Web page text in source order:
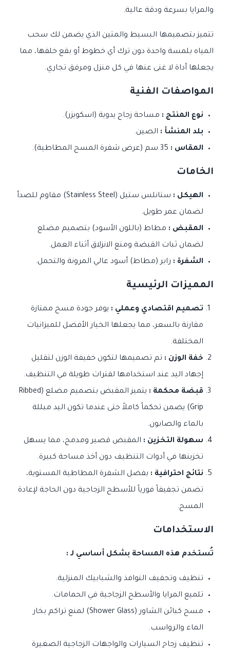
والمرايا بسرعة ودقة عالية.
تتميز بتصميمها البسيط والمتين الذي يضمن لك سحب
المياه بلمسة واحدة دون ترك أي خطوط أو بقع خلفها، مما
يجعلها أداة لا غنى عنها في كل منزل ومرفق تجاري.
المواصفات الفنية
نوع المنتج : مساحة زجاج يدوية (اسكويزر).
بلد المنشأ : الصين.
المقاس :
الخامات
الهيكل :
ستانلس ستيل (Stainless Steel) مقاوم للصدأ
لضمان عمر طويل.
المقبض : مطاط (باللون الأسود) بتصميم مضلع
لضمان ثبات القبضة ومنع الانزلاق أثناء العمل.
الشفرة : رابر (مطاط) أسود عالي المرونة والتحمل.
المميزات الرئيسية
تصميم اقتصادي وعملي : يوفر جودة مسح ممتازة
مقارنة بالسعر، مما يجعلها الخيار الأفضل للميزانيات
المختلفة.
خفة الوزن : تم تصميمها لتكون خفيفة الوزن لتقليل
إجهاد اليد عند استخدامها لفترات طويلة في التنظيف.
قبضة محكمة :
يتميز المقبض بتصميم مضلع (Ribbed
Grip) يضمن تحكماً كاملاً حتى عندما تكون اليد مبللة
بالماء والصابون.
سهولة التخزين : المقبض قصير ومدمج، مما يسهل
تخزينها في أدوات التنظيف دون أخذ مساحة كبيرة.
نتائج احترافية : بفضل الشفرة المطاطية المستوية،
تضمن تجفيفاً فورياً للأسطح الزجاجية دون الحاجة لإعادة
المسح.
الاستخدامات
تُستخدم هذه المساحة بشكل أساسي لـ :
تنظيف وتجفيف النوافذ والشبابيك المنزلية.
تلميع المرايا والأسطح الزجاجية في الحمامات.
مسح كبائن الشاور (Shower Glass) لمنع تراكم بخار
الماء والرواسب.
تنظيف زجاج السيارات والواجهات الزجاجية الصغيرة